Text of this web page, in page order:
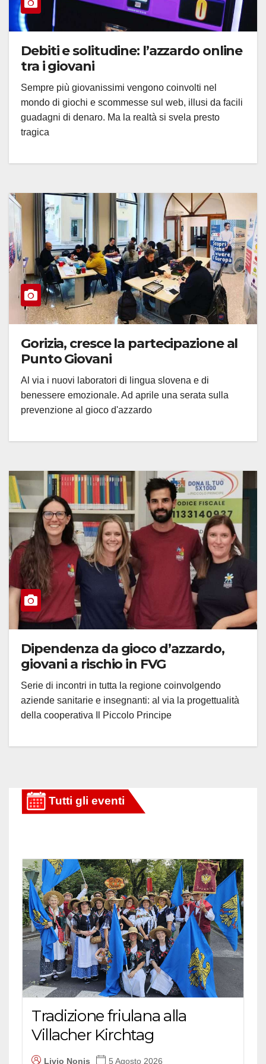
Debiti e solitudine: l’azzardo online
tra i giovani
Sempre più giovanissimi vengono coinvolti nel
mondo di giochi e scommesse sul web, illusi da facili
guadagni di denaro. Ma la realtà si svela presto
tragica
Gorizia, cresce la partecipazione al
Punto Giovani
Al via i nuovi laboratori di lingua slovena e di
benessere emozionale. Ad aprile una serata sulla
prevenzione al gioco d'azzardo
Dipendenza da gioco d’azzardo,
giovani a rischio in FVG
Serie di incontri in tutta la regione coinvolgendo
aziende sanitarie e insegnanti: al via la progettualità
della cooperativa Il Piccolo Principe
Tradizione friulana alla
Villacher Kirchtag
Livio Nonis 5 Agosto 2026